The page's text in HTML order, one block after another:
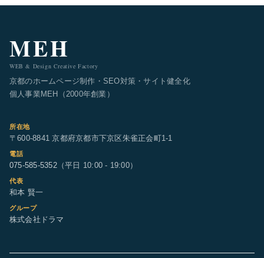
MEH
WEB & Design Creative Factory
京都のホームページ制作・SEO対策・サイト健全化
個人事業MEH（2000年創業）
所在地
〒600-8841 京都府京都市下京区朱雀正会町1-1
電話
075-585-5352（平日 10:00 - 19:00）
代表
和本 賢一
グループ
株式会社ドラマ